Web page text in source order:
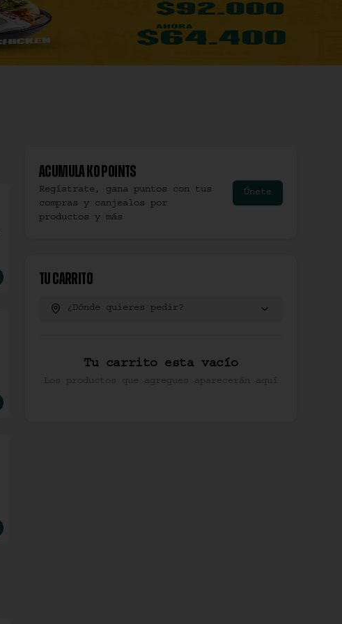
Acumula Ko Points
Regístrate, gana puntos con tus
compras y canjealos por
productos y más
Únete
Tu Carrito
¿Dónde quieres pedir?
Tu carrito esta vacío
Los productos que agregues aparecerán aquí